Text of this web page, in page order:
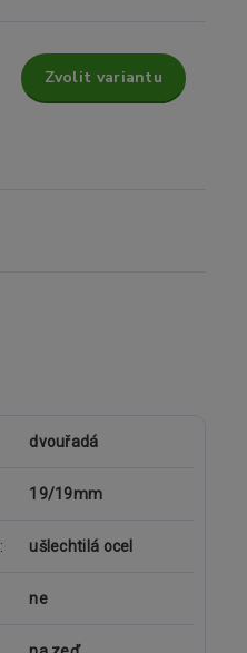
Zvolit variantu
dvouřadá
19/19mm
ušlechtilá ocel
ne